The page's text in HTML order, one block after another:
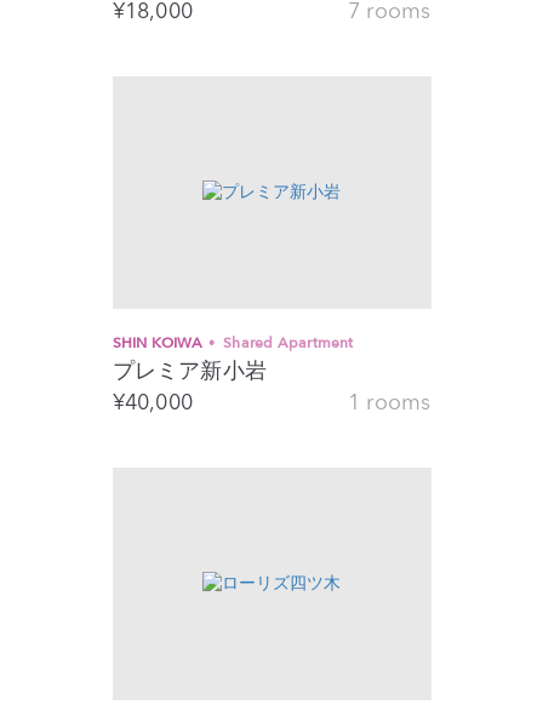
¥18,000 7 rooms
SHIN KOIWA Shared Apartment
プレミア新小岩
¥40,000 1 rooms